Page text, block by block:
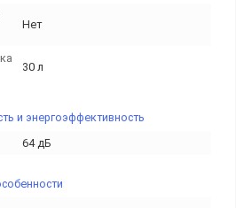
Нет
30 л
и энергоэффективность
64 дБ